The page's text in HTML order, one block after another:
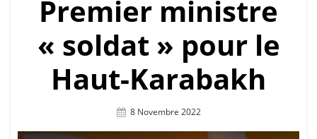
Premier ministre
« soldat » pour le
Haut-Karabakh
Posted
8 Novembre 2022